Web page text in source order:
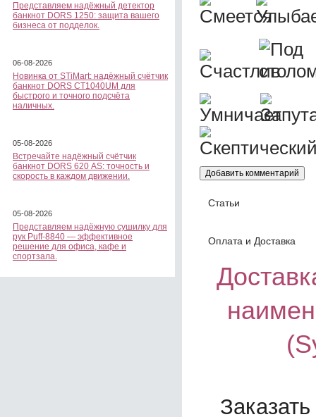
Представляем надёжный детектор
банкнот DORS 1250: защита вашего
бизнеса от подделок.
06-08-2026
Новинка от STiMart: надёжный счётчик
банкнот DORS CT1040UM для
быстрого и точного подсчёта
наличных.
05-08-2026
Встречайте надёжный счётчик
банкнот DORS 620 АS: точность и
скорость в каждом движении.
05-08-2026
Представляем надёжную сушилку для
рук Puff-8840 — эффективное
решение для офиса, кафе и
спортзала.
Статьи
Оплата и Доставка